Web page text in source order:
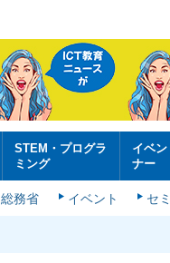
STEM・プログラ
ミング
イベン
ナー
総務省 イベント セ